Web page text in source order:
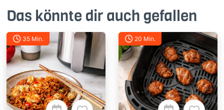
Das könnte dir auch gefallen
35 Min. 20 Min.